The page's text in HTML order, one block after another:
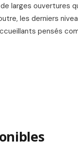
larges ouvertures
les derniers
pensés